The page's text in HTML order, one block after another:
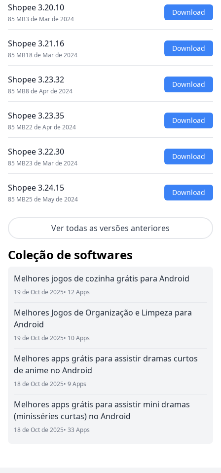
Shopee 3.20.10
85 MB3 de Mar de 2024
Download
Shopee 3.21.16
85 MB18 de Mar de 2024
Download
Shopee 3.23.32
85 MB8 de Apr de 2024
Download
Shopee 3.23.35
85 MB22 de Apr de 2024
Download
Shopee 3.22.30
85 MB23 de Mar de 2024
Download
Shopee 3.24.15
85 MB25 de May de 2024
Download
Ver todas as versões anteriores
Coleção de softwares
Melhores jogos de cozinha grátis para Android
19 de Oct de 2025• 12 Apps
Melhores Jogos de Organização e Limpeza para
Android
19 de Oct de 2025• 10 Apps
Melhores apps grátis para assistir dramas curtos
de anime no Android
18 de Oct de 2025• 9 Apps
Melhores apps grátis para assistir mini dramas
(minisséries curtas) no Android
18 de Oct de 2025• 33 Apps